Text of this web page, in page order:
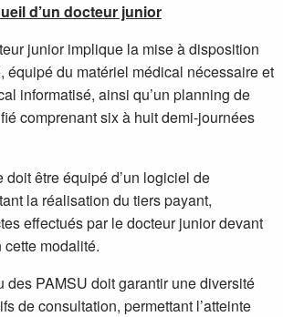
d’un docteur junior
junior implique la mise à disposition
équipé du matériel médical nécessaire et
informatisé, ainsi qu’un planning de
comprenant six à huit demi-journées
doit être équipé d’un logiciel de
la réalisation du tiers payant,
effectués par le docteur junior devant
modalité.
des PAMSU doit garantir une diversité
de consultation, permettant l’atteinte